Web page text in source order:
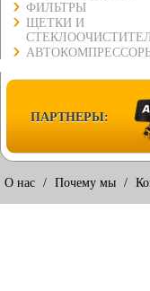
ФИЛЬТРЫ
ЩЕТКИ И
ПАРТНЕРЫ:
О нас / Почему мы /